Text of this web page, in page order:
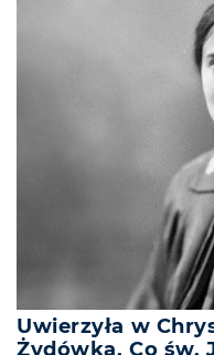
Uwierzyła w
Żydówka. Co św.